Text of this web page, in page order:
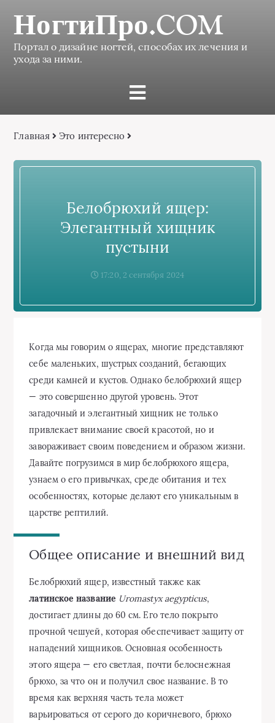
НогтиПро.COM
Портал о дизайне ногтей, способах их лечения и
ухода за ними.
Главная Это интересно
Белобрюхий ящер:
Элегантный хищник
пустыни
17:20, 2 сентября 2024
Когда мы говорим о ящерах, многие представляют
себе маленьких, шустрых созданий, бегающих
среди камней и кустов. Однако белобрюхий ящер
— это совершенно другой уровень. Этот
загадочный и элегантный хищник не только
привлекает внимание своей красотой, но и
завораживает своим поведением и образом жизни.
Давайте погрузимся в мир белобрюхого ящера,
узнаем о его привычках, среде обитания и тех
особенностях, которые делают его уникальным в
царстве рептилий.
Общее описание и внешний вид
Белобрюхий ящер, известный также как
латинское название Uromastyx aegypticus,
достигает длины до 60 см. Его тело покрыто
прочной чешуей, которая обеспечивает защиту от
нападений хищников. Основная особенность
этого ящера — его светлая, почти белоснежная
брюхо, за что он и получил свое название. В то
время как верхняя часть тела может
варьироваться от серого до коричневого, брюхо